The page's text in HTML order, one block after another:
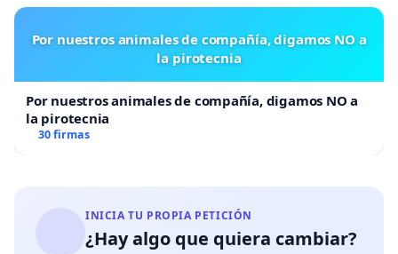
Por nuestros animales de compañía, digamos NO a
la pirotecnia
Por nuestros animales de compañía, digamos NO a
la pirotecnia
30 firmas
INICIA TU PROPIA PETICIÓN
¿Hay algo que quiera cambiar?